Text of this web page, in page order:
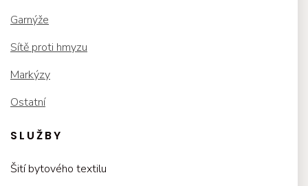
Garnýže
Sítě proti hmyzu
Markýzy
Ostatní
SLUŽBY
Šití bytového textilu